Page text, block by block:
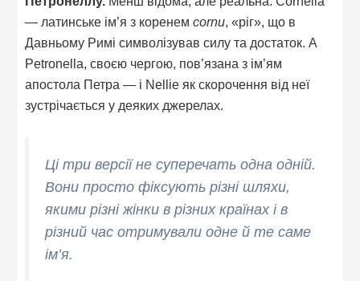
— латинське ім’я з коренемcornu, «ріг», що в
Давньому Римі символізував силу та достаток. А
Petronella, своєю чергою, пов’язана з ім’ям
апостола Петра — і Nellie як скорочення від неї
зустрічається у деяких джерелах.
Ці три версії не суперечать одна одній.
Вони просто фіксують різні шляхи,
якими різні жінки в різних країнах і в
різний час отримували одне й те саме
ім’я.